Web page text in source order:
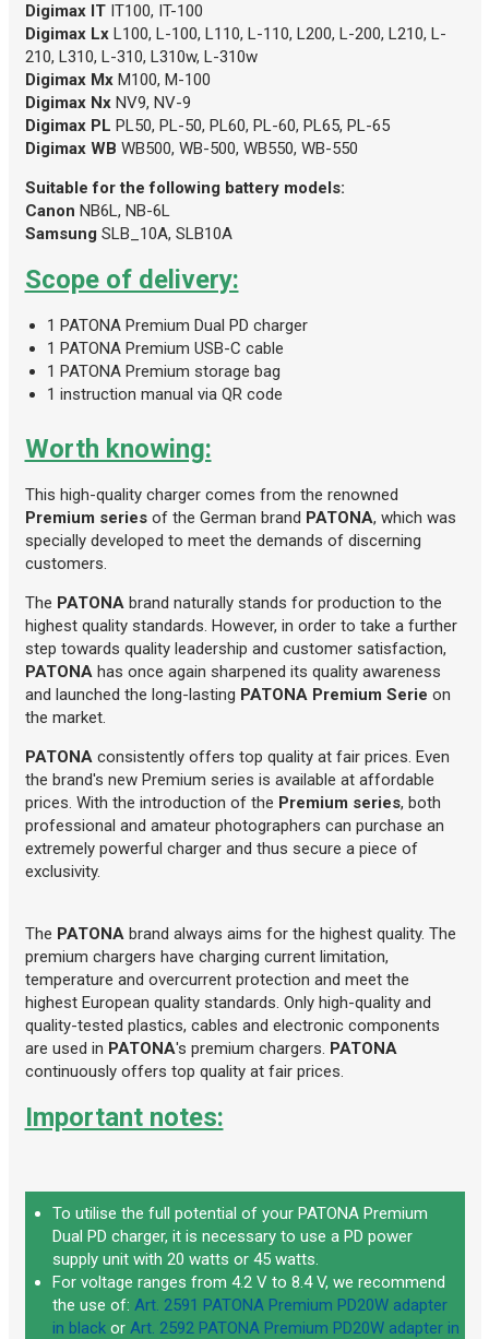
Digimax ITIT100, IT-100
Digimax LxL100, L-100, L110, L-110, L200, L-200, L210, L-
210, L310, L-310, L310w, L-310w
Digimax MxM100, M-100
Digimax NxNV9, NV-9
Digimax PL PL50, PL-50, PL60, PL-60, PL65, PL-65
Digimax WB WB500, WB-500, WB550, WB-550
Suitable for the following battery models:
Canon NB6L, NB-6L
Samsung SLB_10A, SLB10A
Scope of delivery:
1 PATONA Premium Dual PD charger
1 PATONA Premium USB-C cable
1 PATONA Premium storage bag
1 instruction manual via QR code
Worth knowing:
This high-quality charger comes from the renowned
Premium seriesof the German brand PATONA, which was
specially developed to meet the demands of discerning
customers.
The PATONAbrand naturally stands for production to the
highest quality standards. However, in order to take a further
step towards quality leadership and customer satisfaction,
PATONAhas once again sharpened its quality awareness
and launched the long-lasting PATONA Premium Serie on
the market.
PATONAconsistently offers top quality at fair prices. Even
the brand's new Premium series is available at affordable
prices. With the introduction of the Premium series, both
professional and amateur photographers can purchase an
extremely powerful charger and thus secure a piece of
exclusivity.
The PATONAbrand always aims for the highest quality. The
premium chargers have charging current limitation,
temperature and overcurrent protection and meet the
highest European quality standards. Only high-quality and
quality-tested plastics, cables and electronic components
are used in PATONA's premium chargers. PATONA
continuously offers top quality at fair prices.
Important notes:
To utilise the full potential of your PATONA Premium
Dual PD charger, it is necessary to use a PD power
supply unit with 20 watts or 45 watts.
For voltage ranges from 4.2 V to 8.4 V, we recommend
the use of: Art. 2591 PATONA Premium PD20W adapter
in blackor Art. 2592 PATONA Premium PD20W adapter in